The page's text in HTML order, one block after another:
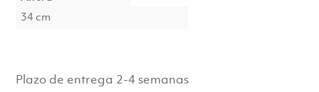
34 cm
Plazo de entrega 2-4 semanas